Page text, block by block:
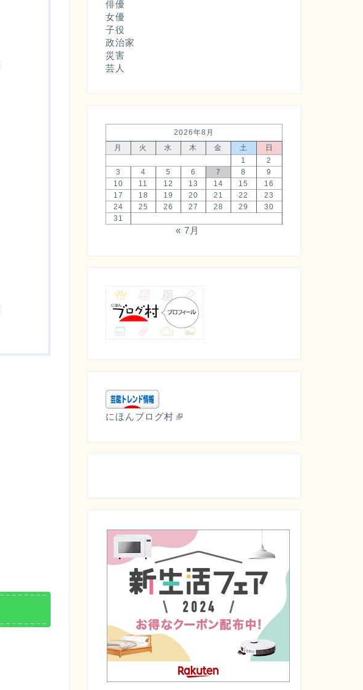
俳優
女優
子役
政治家
災害
芸人
2026年8月
月
火 水 木 金 土
日
1
2
3
4 5 6 7 8
9
10
11 12 13 14 15
16
17
18 19 20 21 22
23
24
25 26 27 28 29
30
31
« 7月
にほんブログ村